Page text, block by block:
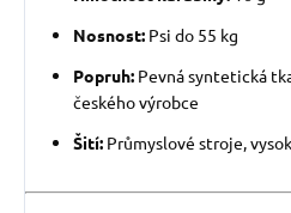
Nosnost: Psi do 55 kg
Popruh: Pevná syntetická
českého výrobce
Šití: Průmyslové stroje,